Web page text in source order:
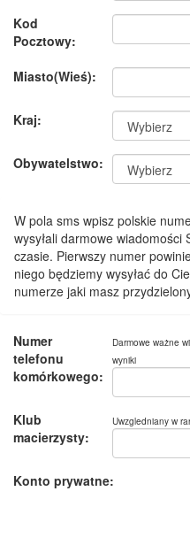
Kod
Pocztowy:
Miasto(Wieś):
Kraj:
Obywatelstwo:
W pola sms wpisz polskie
wysyłali darmowe
czasie. Pierwszy numer
niego będziemy wysyłać do
numerze jaki masz
Numer
telefonu
komórkowego:
Darmowe ważne
wyniki
Klub
macierzysty:
Uwzgledniany w
Konto prywatne: